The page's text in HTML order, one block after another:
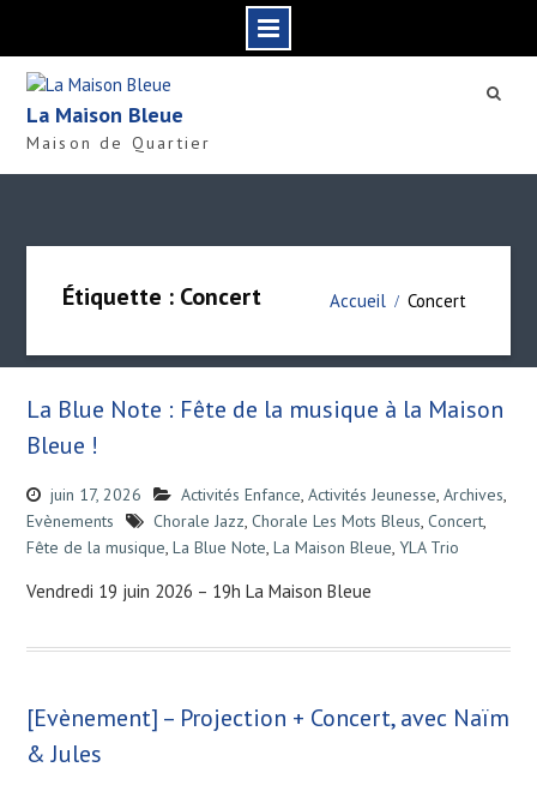
t
La Maison Bleue
Maison de Quartier
Étiquette : Concert Accueil Concert
La Blue Note : Fête de la musique à la Maison
Bleue !
juin 17, 2026 Activités Enfance, Activités Jeunesse, Archives,
Evènements
Chorale Jazz, Chorale Les Mots Bleus, Concert,
Fête de la musique, La Blue Note, La Maison Bleue, YLA Trio
Vendredi 19 juin 2026 – 19h La Maison Bleue
[Evènement] – Projection + Concert, avec Naïm
& Jules